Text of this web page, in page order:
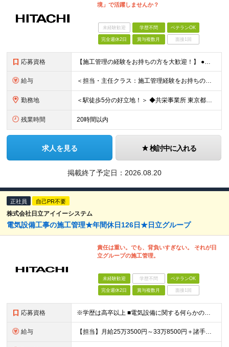
境」で活躍しませんか？
未経験歓迎 学歴不問 ベテランOK
完全週休2日 賞与複数月 面接1回
応募資格 【施工管理の経験をお持ちの方を大歓迎！】 ●普通自動車免許（AT限定可） ●下記いずれかの経験をお持ちの方 └電気・機械・土木・建築の勉強をした経験 └電気・機械系の資格をお持ちの方 └設備業や建築業
給与 ＜担当・主任クラス：施工管理経験をお持ちの方＞ 年収：340万円～600万円＋時間外手当＋諸手当 月給：21万円～38万円＋諸手当 ※経験・スキルにより優遇 ※残業代は別途支給します ※賞与：年2回（
勤務地 ＜駅徒歩5分の好立地！＞ ◆共栄事業所 東京都練馬区豊玉北6-15-14 共栄ビル3階 ◆栃木事業所 栃木県宇都宮市下栗1丁目17番1号 ◆大阪事業所 大阪府大阪市中央区久太郎町1丁目4番8号
残業時間 20時間以内
求人を見る 検討中に入れる
掲載終了予定日： 2026.08.20
正社員 自己PR不要
株式会社日立アイイーシステム
電気設備工事の施工管理★年間休日126日★日立グループ
責任は重い。でも、背負いすぎない。 それが日
立グループの施工管理。
未経験歓迎 学歴不問 ベテランOK
完全週休2日 賞与複数月 面接1回
応募資格 ※学歴は高卒以上 ■電気設備に関する何らかの業務経験（※経験不問） 下記の経験をお持ちの方は【主任】での採用が可能です。 ■電気工事に関する施工管理の経験（分野不問）
給与 【担当】月給25万3500円～33万8500円＋諸手当＋賞与 【主任】月給29万7500円～39万5000円＋諸手当＋賞与 ※経験や能力を充分に考慮したうえで加給優遇します。 ※残業代は全額別途支給